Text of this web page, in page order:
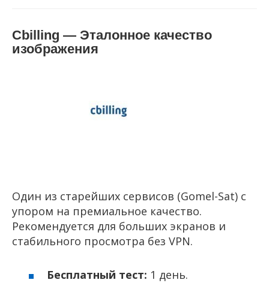
Cbilling — Эталонное качество
изображения
Один из старейших сервисов (Gomel-Sat) с
упором на премиальное качество.
Рекомендуется для больших экранов и
стабильного просмотра без VPN.
Бесплатный тест: 1 день.